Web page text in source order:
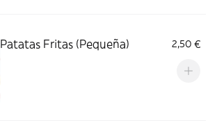
Patatas Fritas (Pequeña) 2,50 €